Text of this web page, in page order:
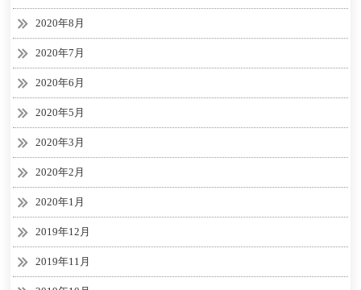
2020年8月
2020年7月
2020年6月
2020年5月
2020年3月
2020年2月
2020年1月
2019年12月
2019年11月